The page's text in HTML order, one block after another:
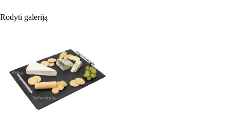
Rodyti galeriją